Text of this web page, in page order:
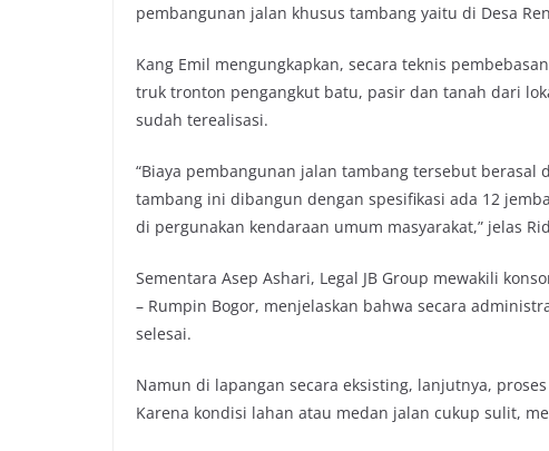
pembangunan jalan khusus tambang yaitu di Desa
Kang Emil mengungkapkan, secara teknis
truk tronton pengangkut batu, pasir dan tanah dari
sudah terealisasi.
“Biaya pembangunan jalan tambang tersebut
tambang ini dibangun dengan spesifikasi ada 12
di pergunakan kendaraan umum masyarakat,” jelas
Sementara Asep Ashari, Legal JB Group mewakili
– Rumpin Bogor, menjelaskan bahwa secara
selesai.
Namun di lapangan secara eksisting, lanjutnya,
Karena kondisi lahan atau medan jalan cukup sulit,